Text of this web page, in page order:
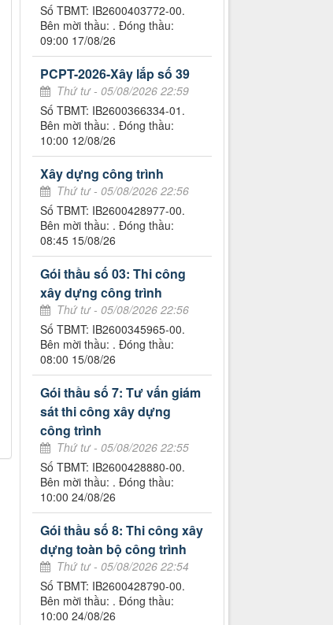
Số TBMT: IB2600403772-00.
Bên mời thầu: . Đóng thầu:
09:00 17/08/26
PCPT-2026-Xây lắp số 39
Thứ tư - 05/08/2026 22:59
Số TBMT: IB2600366334-01.
Bên mời thầu: . Đóng thầu:
10:00 12/08/26
Xây dựng công trình
Thứ tư - 05/08/2026 22:56
Số TBMT: IB2600428977-00.
Bên mời thầu: . Đóng thầu:
08:45 15/08/26
Gói thầu số 03: Thi công
xây dựng công trình
Thứ tư - 05/08/2026 22:56
Số TBMT: IB2600345965-00.
Bên mời thầu: . Đóng thầu:
08:00 15/08/26
Gói thầu số 7: Tư vấn giám
sát thi công xây dựng
công trình
Thứ tư - 05/08/2026 22:55
Số TBMT: IB2600428880-00.
Bên mời thầu: . Đóng thầu:
10:00 24/08/26
Gói thầu số 8: Thi công xây
dựng toàn bộ công trình
Thứ tư - 05/08/2026 22:54
Số TBMT: IB2600428790-00.
Bên mời thầu: . Đóng thầu:
10:00 24/08/26